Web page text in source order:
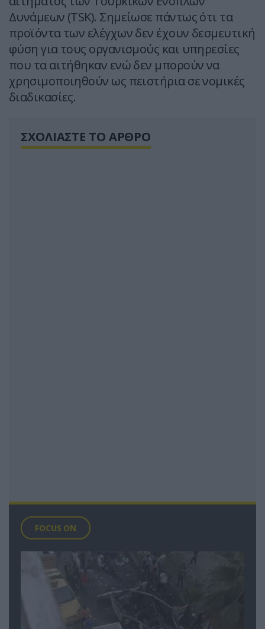
Δυνάμεων (TSK). Σημείωσε πάντως ότι τα
προϊόντα των ελέγχων δεν έχουν δεσμευτική
φύση για τους οργανισμούς και υπηρεσίες
που τα αιτήθηκαν ενώ δεν μπορούν να
χρησιμοποιηθούν ως πειστήρια σε νομικές
διαδικασίες.
ΣΧΟΛΙΑΣΤΕ ΤΟ ΑΡΘΡΟ
FOCUS ON